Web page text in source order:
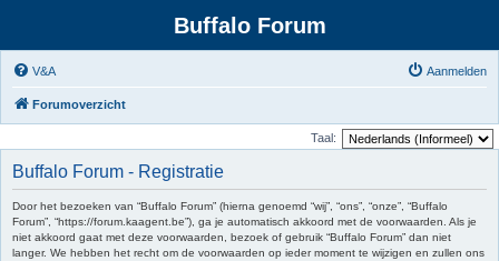
Buffalo Forum
V&A Aanmelden
Forumoverzicht
Taal:
Buffalo Forum - Registratie
Door het bezoeken van “Buffalo Forum” (hierna genoemd “wij”, “ons”, “onze”, “Buffalo
Forum”, “https://forum.kaagent.be”), ga je automatisch akkoord met de voorwaarden. Als je
niet akkoord gaat met deze voorwaarden, bezoek of gebruik “Buffalo Forum” dan niet
langer. We hebben het recht om de voorwaarden op ieder moment te wijzigen en zullen ons